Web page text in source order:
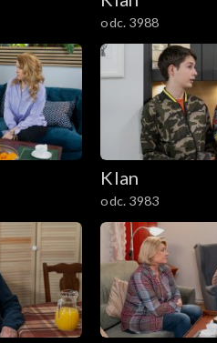
odc. 3988
Klan
odc. 3983